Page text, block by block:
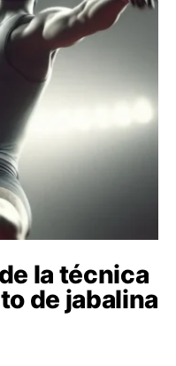
la técnica
de jabalina